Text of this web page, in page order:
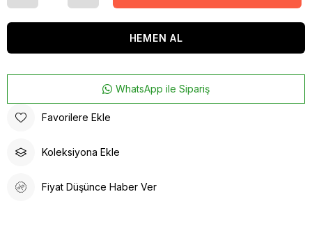
WhatsApp ile Sipariş
Favorilere Ekle
Koleksiyona Ekle
Fiyat Düşünce Haber Ver